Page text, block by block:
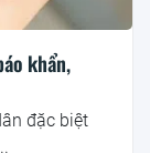
khẩn,
đặc biệt